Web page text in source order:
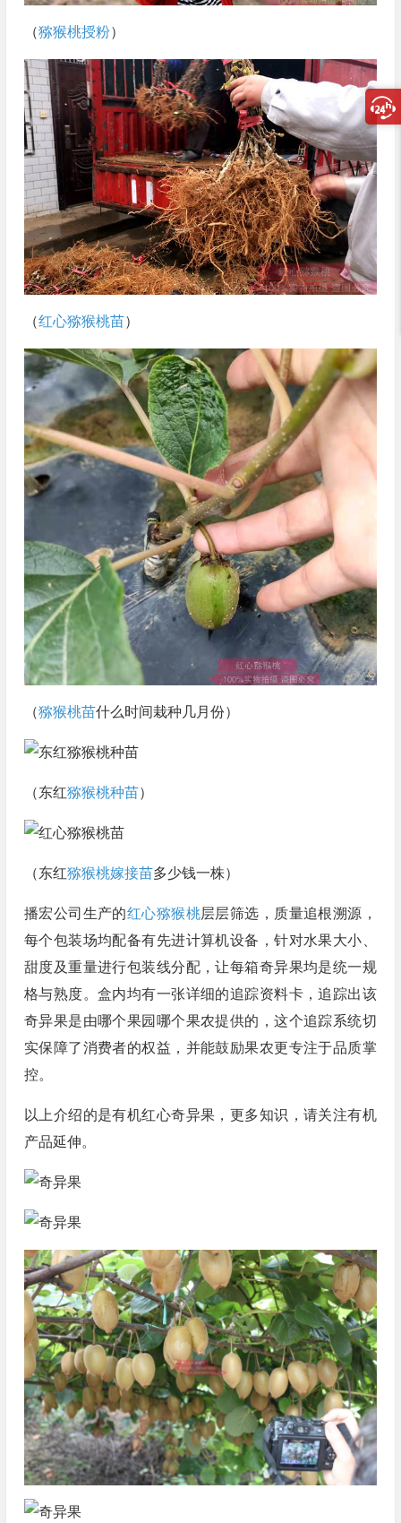
（猕猴桃授粉）
（红心猕猴桃苗）
（猕猴桃苗什么时间栽种几月份）
（东红猕猴桃种苗）
（东红猕猴桃嫁接苗多少钱一株）
播宏公司生产的红心猕猴桃层层筛选，质量追根溯源，
每个包装场均配备有先进计算机设备，针对水果大小、
甜度及重量进行包装线分配，让每箱奇异果均是统一规
格与熟度。盒内均有一张详细的追踪资料卡，追踪出该
奇异果是由哪个果园哪个果农提供的，这个追踪系统切
实保障了消费者的权益，并能鼓励果农更专注于品质掌
控。
以上介绍的是有机红心奇异果，更多知识，请关注有机
产品延伸。